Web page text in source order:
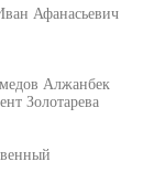
Афанасьевич
Алжанбек
Золотарева